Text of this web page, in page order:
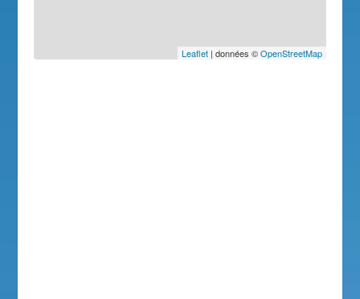
Leaflet| données ©OpenStreetMap